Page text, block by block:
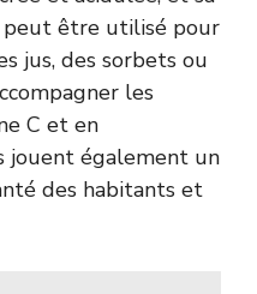
peut être utilisé pour
jus, des sorbets ou
les
C et en
jouent également un
des habitants et